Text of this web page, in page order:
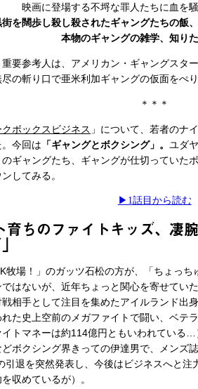
映画に登場する不埒な罪人たちに血を
街を闊歩し殺し殺されたギャングたちの飯
本物のギャングの雑学、知り
重要参考人は、アメリカン・ギャングスタ
の斬り口で亜米利加ギャングの仮面をぺ
＊＊＊
ボックスビジネス 」について、若者のナ
今回は 「ギャングとボクシング」。 ユダ
ギャングたち、ギャングが仕切っていた
してみる。
▶︎1話目から読む
ちのファイトキッズ、凄
牧場！」のガッツ石松の方が、「ちょっ
はないが、近年ちょっと関心を寄せてい
相手として注目を集めたアイルランド出
た史上空前のメガファイトで闘い、ベテ
トマネーは約114億円ともいわれている
ボクシング界きっての伊達男で、メンズ
引退を突然発表し、今後はビジネスへと
収めているが）。